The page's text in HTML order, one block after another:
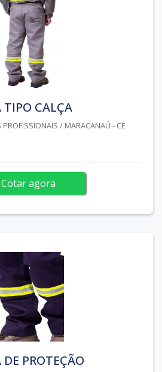
CALÇA
/ MARACANAÚ - CE
Cotar agora
PROTEÇÃO